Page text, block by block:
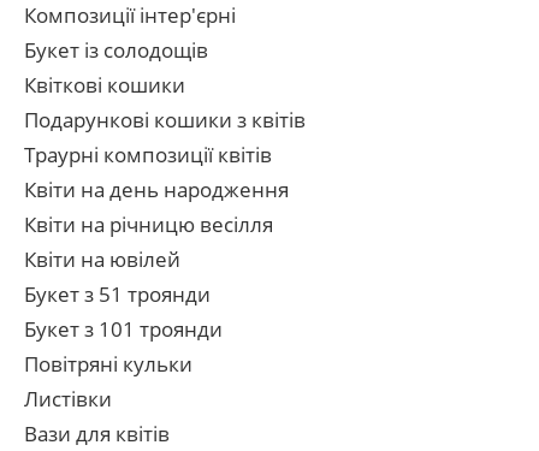
Композиції інтер'єрні
Букет із солодощів
Квіткові кошики
Подарункові кошики з квітів
Траурні композиції квітів
Квіти на день народження
Квіти на річницю весілля
Квіти на ювілей
Букет з 51 троянди
Букет з 101 троянди
Повітряні кульки
Листівки
Вази для квітів